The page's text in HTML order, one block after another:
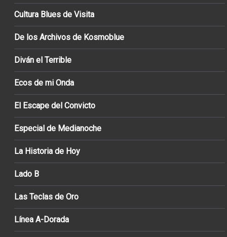
Cultura Blues de Visita
De los Archivos de Kosmoblue
Diván el Terrible
Ecos de mi Onda
El Escape del Convicto
Especial de Medianoche
La Historia de Hoy
Lado B
Las Teclas de Oro
Línea A-Dorada